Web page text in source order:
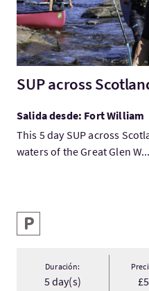
SUP across
Salida desde: Fort William
This 5 day SUP across
waters of the Great Glen W...
Servicios destacados
Aparcamiento
Duración:
5 day(s)